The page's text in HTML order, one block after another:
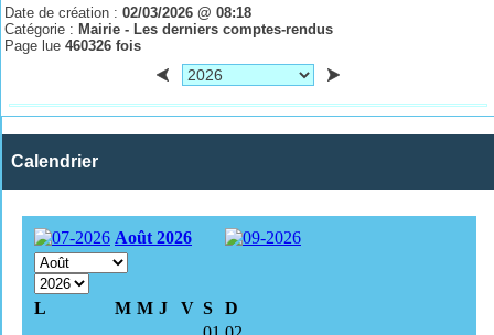
Date de création :02/03/2026 @ 08:18
Catégorie : Mairie - Les derniers comptes-rendus
Page lue460326 fois
Calendrier